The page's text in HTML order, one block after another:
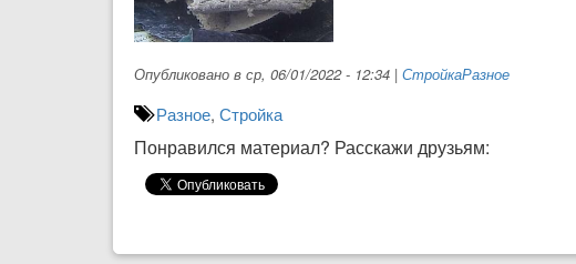
Опубликовано в ср, 06/01/2022 - 12:34 | СтройкаРазное
Разное, Стройка
Понравился материал? Расскажи друзьям: